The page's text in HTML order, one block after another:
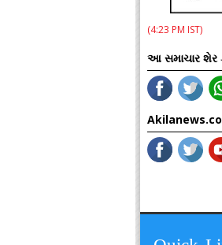
(4:23 PM IST)
આ સમાચાર શેર